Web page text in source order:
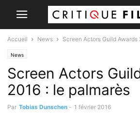
Accueil News Screen Actors Guild Awards
News
Screen Actors
2016 : le palmarès
Par Tobias Dunschen - 1 février 2016